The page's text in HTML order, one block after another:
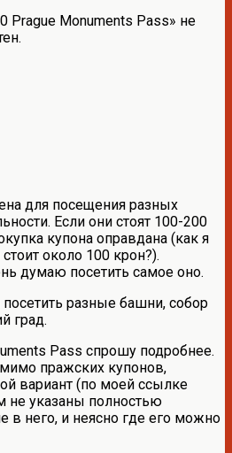
Prague Monuments Pass» не
для посещения разных
Если они стоят 100-200
купона оправдана (как я
около 100 крон?).
думаю посетить самое оно.
разные башни, собор
град.
Pass спрошу подробнее.
пражских купонов,
вариант (по моей ссылке
не указаны полностью
в него, и неясно где его можно